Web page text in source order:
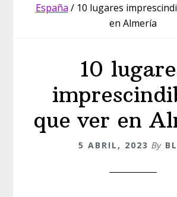
España /10 lugares
en Almería
10
que ver en
5 ABRIL, 2023 By